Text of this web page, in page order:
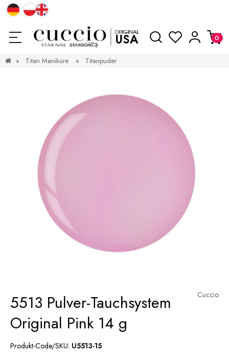
» Titan Maniküre » Titanpuder
Cuccio
5513 Pulver-Tauchsystem
Original Pink 14 g
Produkt-Code/SKU: U5513-15